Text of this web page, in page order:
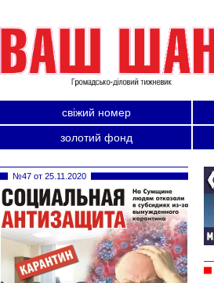
свіжий номер
золотий фонд
№47 от 25.11.2020